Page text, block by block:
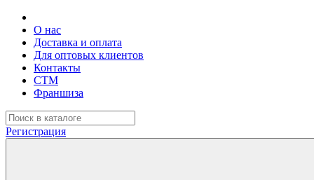
О нас
Доставка и оплата
Для оптовых клиентов
Контакты
СТМ
Франшиза
Регистрация